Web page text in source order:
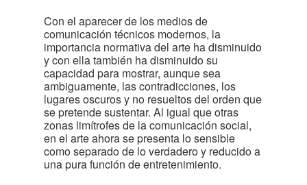
Con el aparecer de los medios de
comunicación técnicos modernos, la
importancia normativa del arte ha disminuido
y con ella también ha disminuido su
capacidad para mostrar, aunque sea
ambiguamente, las contradicciones, los
lugares oscuros y no resueltos del orden que
se pretende sustentar. Al igual que otras
zonas limítrofes de la comunicación social,
en el arte ahora se presenta lo sensible
como separado de lo verdadero y reducido a
una pura función de entretenimiento.